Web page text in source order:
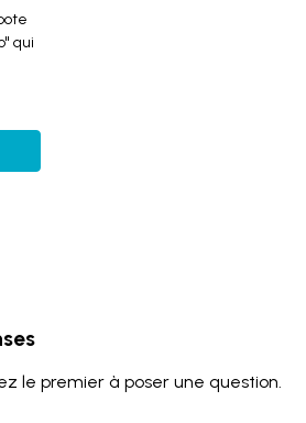
qui
le premier à poser une question.